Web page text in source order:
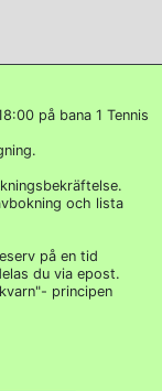
på bana 1 Tennis
och lista
på en tid
du via epost.
principen